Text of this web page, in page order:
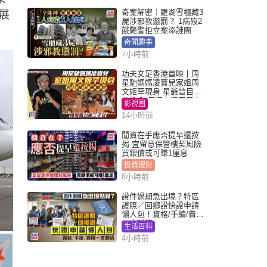
奇案解密︱羅湖雪櫃藏3
屍涉邪教懲罰？ 1病歿2
餓斃警拒立案添謎團
奇聞趣事
7小時前
功夫女足香港首映丨周
星馳媽媽凌寶兒家姐周
文姬罕現身 星爺曾目睹
父偷食 母獨力湊三子女
影視圈
14小時前
閒資在手應否提早還按
揭 宜留意保管樓契風險
買銀債或可賺1厘息
投資理財
8小時前
證件過期急出境？特區
護照／回鄉證快證申請
懶人包！資格/手續/費用
一文睇清
生活百科
4小時前